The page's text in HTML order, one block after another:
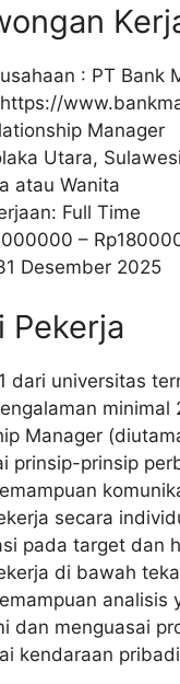
: PT Bank
https://
Manager
Utara,
atau Wanita
Full Time
– Rp
Desember 2025
Pekerja
dari universitas
Manager
prinsip-prinsip
secara
pada target dan
di bawah
analisis
dan menguasai
kendaraan